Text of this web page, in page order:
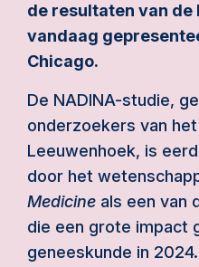
de resultaten van de
vandaag
Chicago.
De NADINA-studie,
onderzoekers van
Leeuwenhoek, is
door het
Medicine als een van
die een grote impact
geneeskunde in